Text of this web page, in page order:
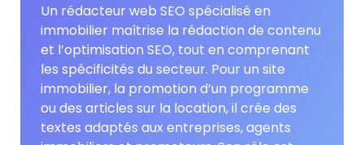
Un rédacteur web SEO spécialisé en
immobilier maîtrise la rédaction de contenu
et l’optimisation SEO, tout en comprenant
les spécificités du secteur. Pour un site
immobilier, la promotion d’un programme
ou des articles sur la location, il crée des
textes adaptés aux entreprises, agents